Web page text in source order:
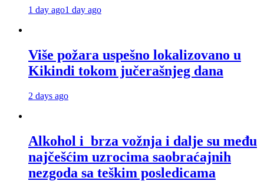
1 day ago1 day ago
Više požara uspešno lokalizovano u
Kikindi tokom jučerašnjeg dana
2 days ago
Alkohol i brza vožnja i dalje su među
najčešćim uzrocima saobraćajnih
nezgoda sa teškim posledicama